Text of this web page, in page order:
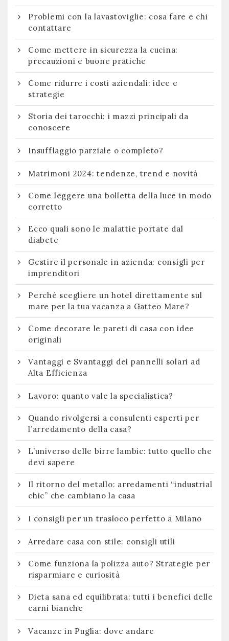
Problemi con la lavastoviglie: cosa fare e chi
contattare
Come mettere in sicurezza la cucina:
precauzioni e buone pratiche
Come ridurre i costi aziendali: idee e
strategie
Storia dei tarocchi: i mazzi principali da
conoscere
Insufflaggio parziale o completo?
Matrimoni 2024: tendenze, trend e novità
Come leggere una bolletta della luce in modo
corretto
Ecco quali sono le malattie portate dal
diabete
Gestire il personale in azienda: consigli per
imprenditori
Perché scegliere un hotel direttamente sul
mare per la tua vacanza a Gatteo Mare?
Come decorare le pareti di casa con idee
originali
Vantaggi e Svantaggi dei pannelli solari ad
Alta Efficienza
Lavoro: quanto vale la specialistica?
Quando rivolgersi a consulenti esperti per
l’arredamento della casa?
L’universo delle birre lambic: tutto quello che
devi sapere
Il ritorno del metallo: arredamenti “industrial
chic” che cambiano la casa
I consigli per un trasloco perfetto a Milano
Arredare casa con stile: consigli utili
Come funziona la polizza auto? Strategie per
risparmiare e curiosità
Dieta sana ed equilibrata: tutti i benefici delle
carni bianche
Vacanze in Puglia: dove andare